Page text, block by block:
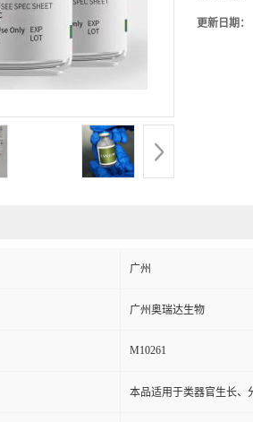
更新日期：
广州
广州奥瑞达生物
M10261
本品适用于类器官生长、